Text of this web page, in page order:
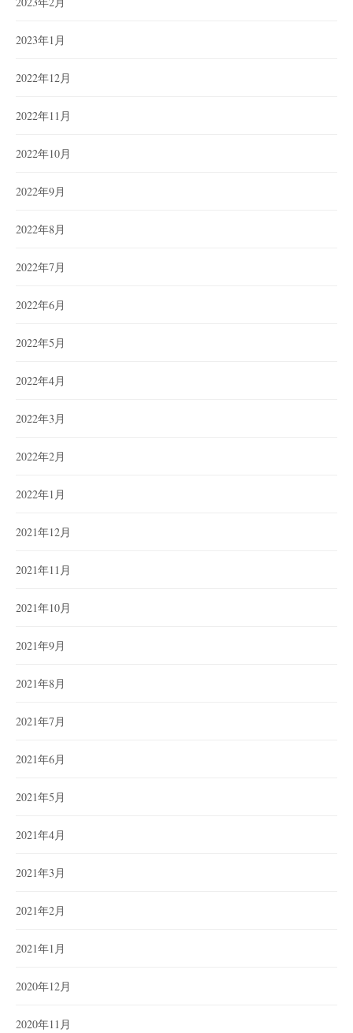
2023年1月
2022年12月
2022年11月
2022年10月
2022年9月
2022年8月
2022年7月
2022年6月
2022年5月
2022年4月
2022年3月
2022年2月
2022年1月
2021年12月
2021年11月
2021年10月
2021年9月
2021年8月
2021年7月
2021年6月
2021年5月
2021年4月
2021年3月
2021年2月
2021年1月
2020年12月
2020年11月